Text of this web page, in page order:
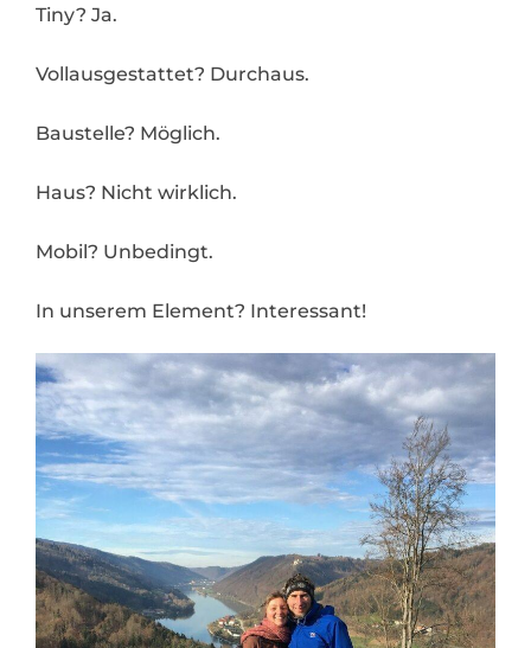
Tiny? Ja.
Vollausgestattet? Durchaus.
Baustelle? Möglich.
Haus? Nicht wirklich.
Mobil? Unbedingt.
In unserem Element? Interessant!